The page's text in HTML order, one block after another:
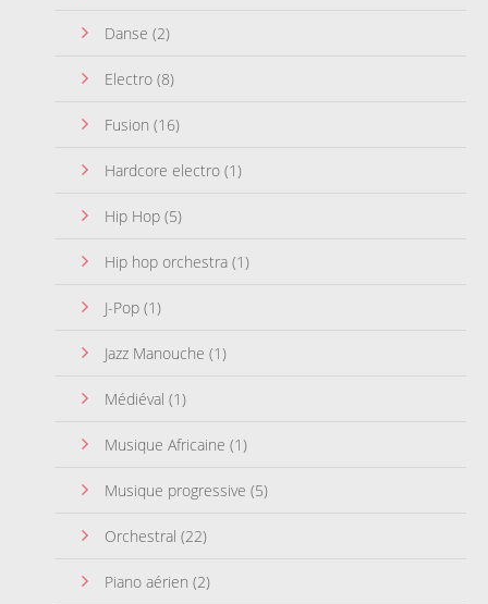
Danse (2)
Electro (8)
Fusion (16)
Hardcore electro (1)
Hip Hop (5)
Hip hop orchestra (1)
J-Pop (1)
Jazz Manouche (1)
Médiéval (1)
Musique Africaine (1)
Musique progressive (5)
Orchestral (22)
Piano aérien (2)